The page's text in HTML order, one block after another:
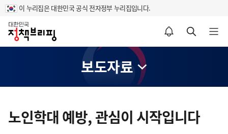
이 누리집은 대한민국 공식 전자정부 누리집입니다.
홈
알림설정 바로가기 검색 바로가기 메뉴 열기
보도자료
텐
츠노인학대 예방, 관심이 시작입니다